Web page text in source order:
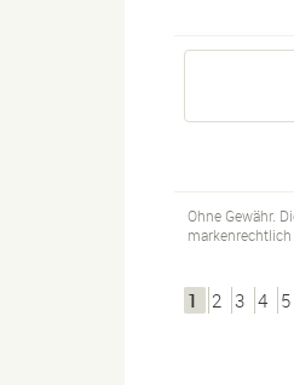
Ohne Gewähr.
1 2 3 4 5